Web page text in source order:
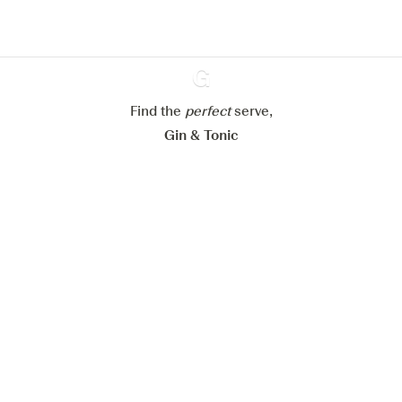
Ginventory
Find the perfectserve,
Gin & Tonic
Paramétrer mes cookies
Refuser tout Accepter tout